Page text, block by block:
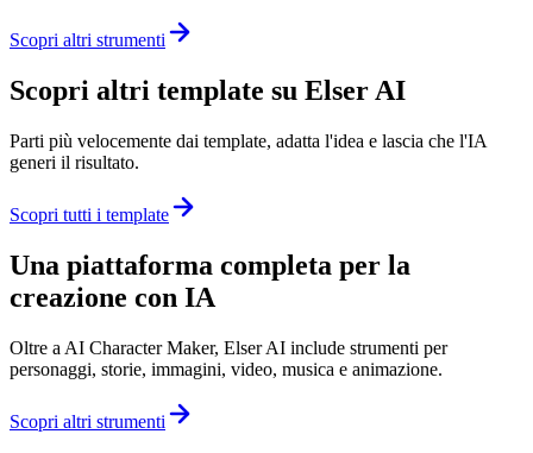
Scopri altri strumenti
Scopri altri template su Elser AI
Parti più velocemente dai template, adatta l'idea e lascia che l'IA
generi il risultato.
Scopri tutti i template
Una piattaforma completa per la
creazione con IA
Oltre a AI Character Maker, Elser AI include strumenti per
personaggi, storie, immagini, video, musica e animazione.
Scopri altri strumenti